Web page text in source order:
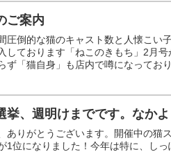
ご案内
圧倒的な猫のキャスト数と人懐こい
しております「ねこのきもち」2月
ず「猫自身」も店内で噂になってお
挙、週明けまでです。なか
ありがとうございます。開催中の猫
1位になりました！今年は特に、し